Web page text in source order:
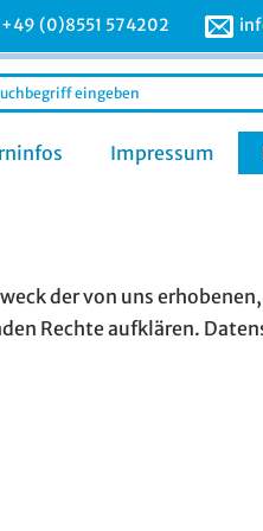
+49 (0)8551 574202
Impressum
der von uns
Rechte aufklären.